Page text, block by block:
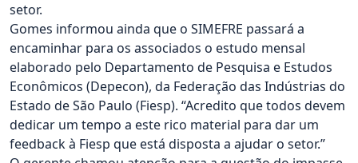
setor.
Gomes informou ainda que o SIMEFRE passará a
encaminhar para os associados o estudo mensal
elaborado pelo Departamento de Pesquisa e Estudos
Econômicos (Depecon), da Federação das Indústrias do
Estado de São Paulo (Fiesp). “Acredito que todos devem
dedicar um tempo a este rico material para dar um
feedback à Fiesp que está disposta a ajudar o setor.”